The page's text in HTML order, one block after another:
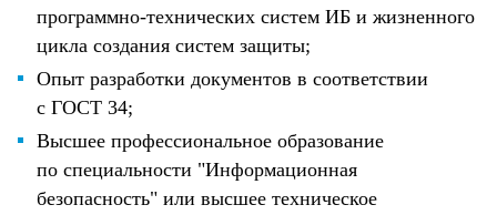
программно-технических систем ИБ и жизненного
цикла создания систем защиты;
Опыт разработки документов в соответствии
с ГОСТ 34;
Высшее профессиональное образование
по специальности "Информационная
безопасность" или высшее техническое